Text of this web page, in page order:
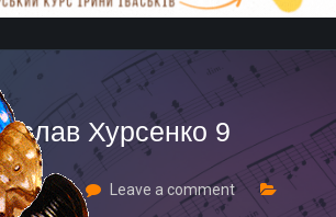
Хурсенко 9
2020 Leave a comment